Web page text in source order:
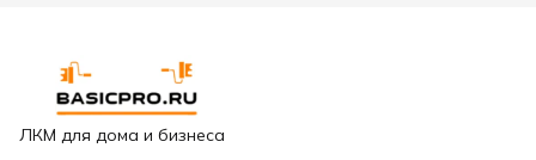
ЛКМ для дома и бизнеса